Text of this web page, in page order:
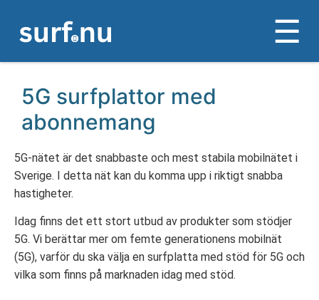
5G surfplattor med
abonnemang
5G-nätet är det snabbaste och mest stabila mobilnätet i
Sverige. I detta nät kan du komma upp i riktigt snabba
hastigheter.
Idag finns det ett stort utbud av produkter som stödjer
5G. Vi berättar mer om femte generationens mobilnät
(5G), varför du ska välja en surfplatta med stöd för 5G och
vilka som finns på marknaden idag med stöd.